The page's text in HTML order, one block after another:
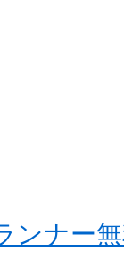
ンナー